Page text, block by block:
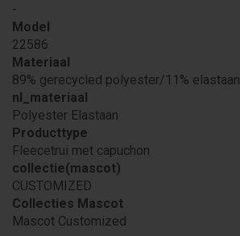
-
Model
22586
Materiaal
89% gerecycled polyester/11% elastaan
nl_materiaal
Polyester Elastaan
Producttype
Fleecetrui met capuchon
collectie(mascot)
CUSTOMIZED
Collecties Mascot
Mascot Customized